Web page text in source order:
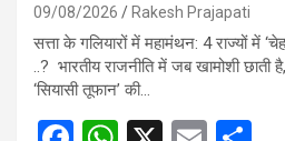
09/08/2026 Rakesh Prajapati
सत्ता के गलियारों में महामंथन: 4 राज्यों में
..? भारतीय राजनीति में जब खामोशी छाती
‘सियासी तूफान’ की…